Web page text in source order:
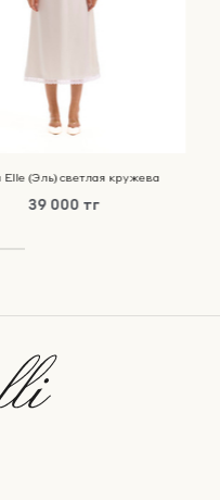
(Эль) светлая кружева
39 000 тг